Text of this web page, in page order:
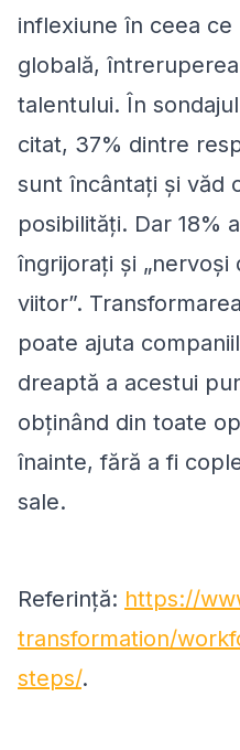
inflexiune în ceea
globală,
talentului. În
citat, 37% dintre
sunt încântați și văd
posibilități. Dar 18%
îngrijorați și „nervoși
viitor”.
poate ajuta
dreaptă a acestui
obținând din toate
înainte, fără a fi
sale.
Referință: https://
transformation/
steps/.